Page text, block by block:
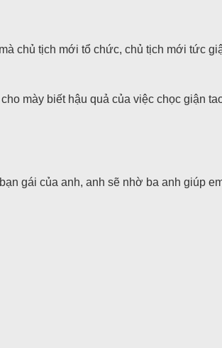
chủ tịch mới tổ chức, chủ tịch mới tức
mày biết hậu quả của việc chọc giận
gái của anh, anh sẽ nhờ ba anh giúp